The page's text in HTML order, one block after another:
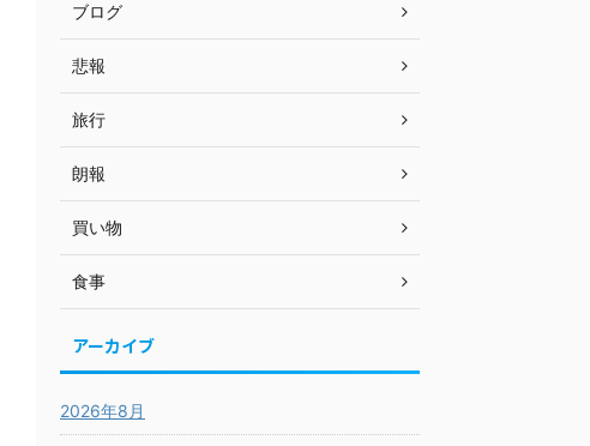
ブログ
悲報
旅行
朗報
買い物
食事
アーカイブ
2026年8月